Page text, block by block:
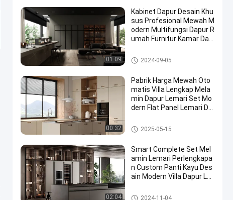
01:09
Kabinet Dapur Desain Khu
sus Profesional Mewah M
odern Multifungsi Dapur R
umah Furnitur Kamar Dap
Kabinet Dapur Melamin
2024-09-05
00:32
Pabrik Harga Mewah Oto
matis Villa Lengkap Mela
min Dapur Lemari Set Mo
dern Flat Panel Lemari Da
Kabinet Dapur Melamin
2025-05-15
02:04
Smart Complete Set Mel
amin Lemari Perlengkapa
n Custom Panti Kayu Des
ain Modern Villa Dapur Le
Kabinet Dapur Melamin
2024-11-04